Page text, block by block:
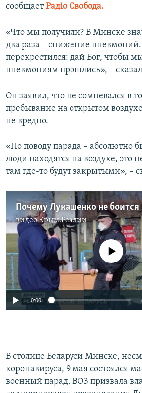
сообщаетРадіо Свобода.
«Что мы получили? В Минске
два раза – снижение пневмоний.
перекрестился: дай Бог, чтобы
пневмониям прошлись», –
Он заявил, что не сомневался в
пребывание на открытом
не вредно.
«По поводу парада – абсолютно
люди находятся на воздухе, это
там где-то будут закрытыми», –
видеоКрым.Реалии
1080p
No media source
0:00
В столице Беларуси Минске,
коронавируса, 9 мая состоялся
военный парад. ВОЗ призвала